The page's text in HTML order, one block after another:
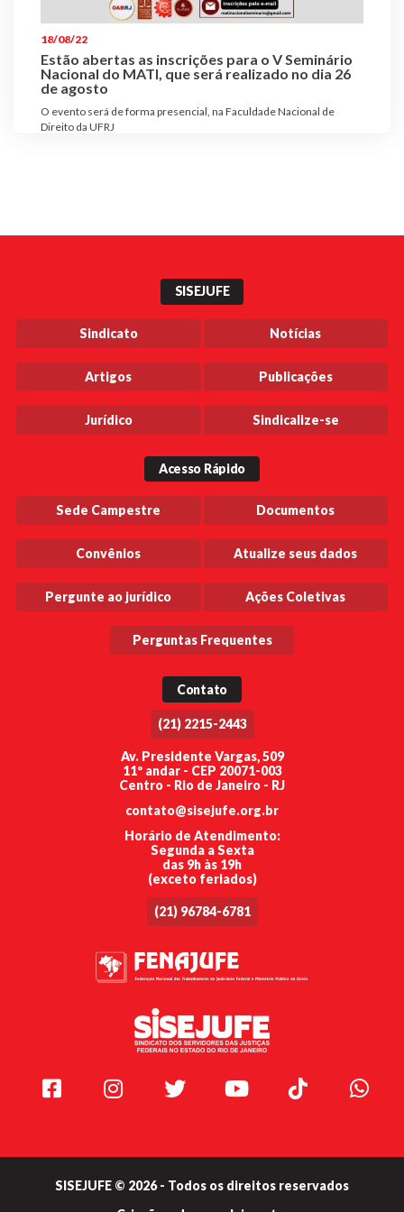
18/08/22
Estão abertas as inscrições para o V Seminário
Nacional do MATI, que será realizado no dia 26
de agosto
O evento será de forma presencial, na Faculdade Nacional de
Direito da UFRJ
SISEJUFE
Sindicato Notícias
Artigos Publicações
Jurídico Sindicalize-se
Acesso Rápido
Sede Campestre Documentos
Convênios Atualize seus dados
Pergunte ao jurídico Ações Coletivas
Perguntas Frequentes
Contato
(21) 2215-2443
Av. Presidente Vargas, 509
11º andar - CEP 20071-003
Centro - Rio de Janeiro - RJ
contato@sisejufe.org.br
Horário de Atendimento:
Segunda a Sexta
das 9h às 19h
(exceto feriados)
(21) 96784-6781
Facebook Instagram Twitter Youtube TikTok
SISEJUFE © 2026 - Todos os direitos reservados
Plano de Saúde
Assistência Funeral
Pós-graduação
Instagram Youtube TikTok Whatsapp